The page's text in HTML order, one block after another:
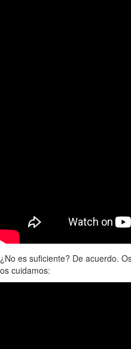
¿No es suficiente? De acuerdo.
os cuidamos: